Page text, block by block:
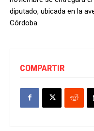
diputado, ubicada en la
Córdoba.
COMPARTIR